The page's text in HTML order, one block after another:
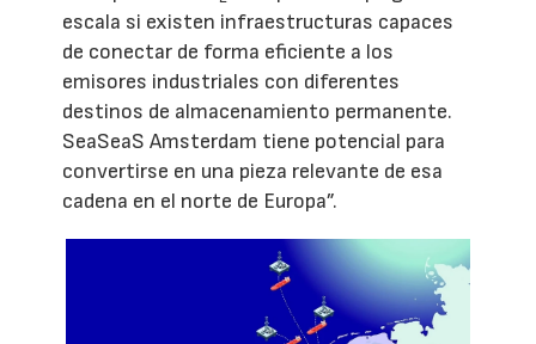
escala si existen infraestructuras capaces
de conectar de forma eficiente a los
emisores industriales con diferentes
destinos de almacenamiento permanente.
SeaSeaS Amsterdam tiene potencial para
convertirse en una pieza relevante de esa
cadena en el norte de Europa”.